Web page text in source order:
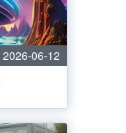
2026-06-12